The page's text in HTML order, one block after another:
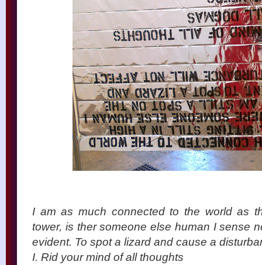
I am as much connected to the world as
tower, is ther someone else human I sense
evident. To spot a lizard and cause a
I. Rid your mind of all thoughts